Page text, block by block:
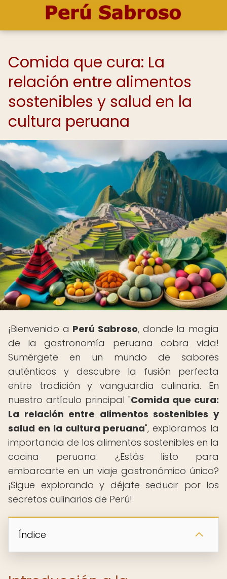
Comida que cura: La
relación entre alimentos
sostenibles y salud en la
cultura peruana
¡Bienvenido a Perú Sabroso, donde la magia
de la gastronomía peruana cobra vida!
Sumérgete en un mundo de sabores
auténticos y descubre la fusión perfecta
entre tradición y vanguardia culinaria. En
nuestro artículo principal "Comida que cura:
La relación entre alimentos sostenibles y
salud en la cultura peruana", exploramos la
importancia de los alimentos sostenibles en la
cocina peruana. ¿Estás listo para
embarcarte en un viaje gastronómico único?
¡Sigue explorando y déjate seducir por los
secretos culinarios de Perú!
Índice